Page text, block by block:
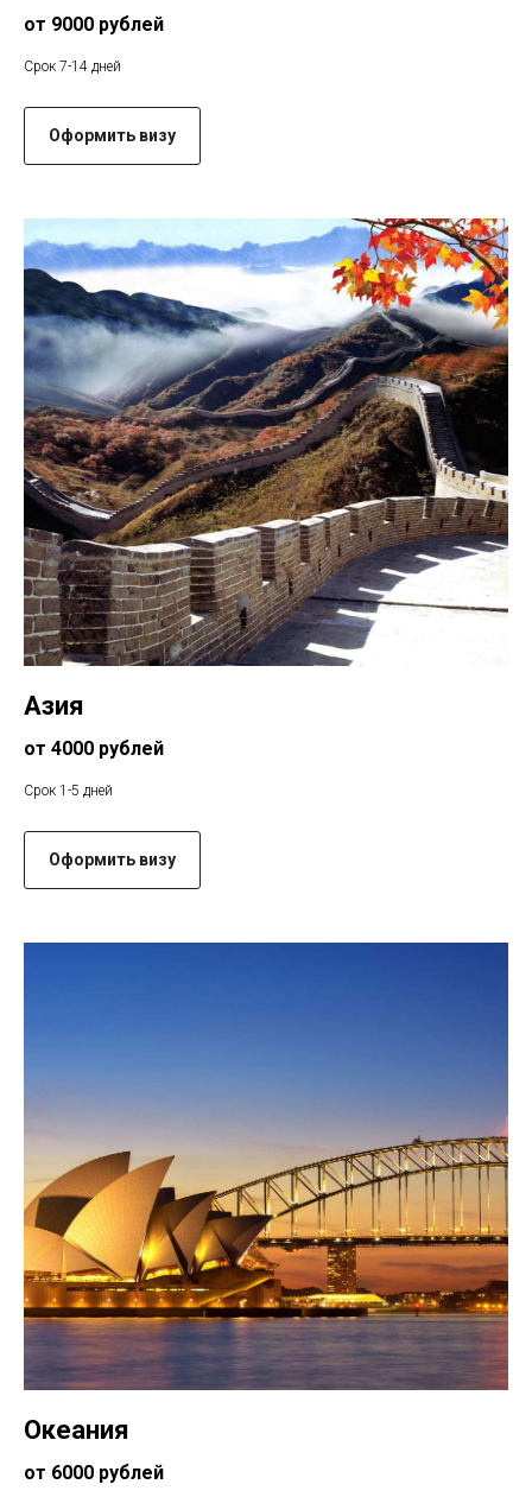
от 9000 рублей
Срок 7-14 дней
Оформить визу
Азия
от 4000 рублей
Срок 1-5 дней
Оформить визу
Океания
от 6000 рублей